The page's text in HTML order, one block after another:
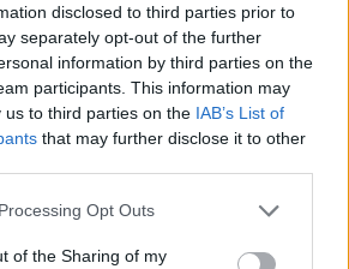
disclosed to third parties prior to
separately opt-out of the further
information by third parties on the
participants. This information may
us to third parties on the IAB’s List of
that may further disclose it to other
website/app uses one or more Google
or usage behaviour. You may click to
Opt Outs
of the Sharing of my